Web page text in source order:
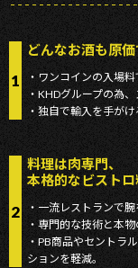
1
どんなお酒も原価
・ワンコインの⼊場
・KHDグループの為
・独⾃で輸⼊を⼿が
2
料理は⾁専⾨、
本格的なビストロ
・⼀流レストランで
・専⾨的な技術と本
・PB商品やセントラ
ションを軽減。